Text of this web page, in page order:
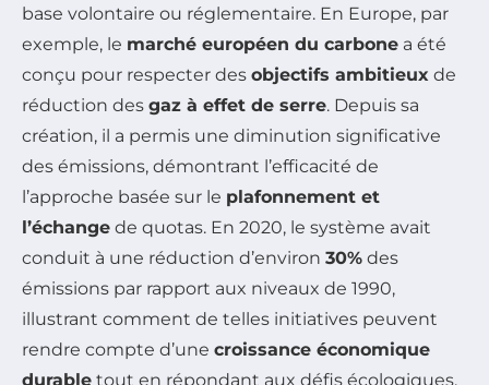
base volontaire ou réglementaire. En Europe, par
exemple, le marché européen du carbone a été
conçu pour respecter des objectifs ambitieux de
réduction des gaz à effet de serre. Depuis sa
création, il a permis une diminution significative
des émissions, démontrant l’efficacité de
l’approche basée sur le plafonnement et
l’échange de quotas. En 2020, le système avait
conduit à une réduction d’environ 30% des
émissions par rapport aux niveaux de 1990,
illustrant comment de telles initiatives peuvent
rendre compte d’une croissance économique
durable tout en répondant aux défis écologiques.